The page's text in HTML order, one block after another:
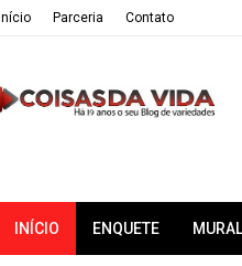
Iní­cio Parceria Contato
INÍCIO ENQUETE